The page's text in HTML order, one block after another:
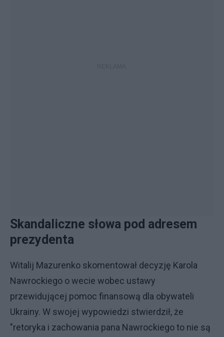
Skandaliczne słowa pod adresem
prezydenta
Witalij Mazurenko skomentował decyzję Karola
Nawrockiego o wecie wobec ustawy
przewidującej pomoc finansową dla obywateli
Ukrainy. W swojej wypowiedzi stwierdził, że
"retoryka i zachowania pana Nawrockiego to nie są